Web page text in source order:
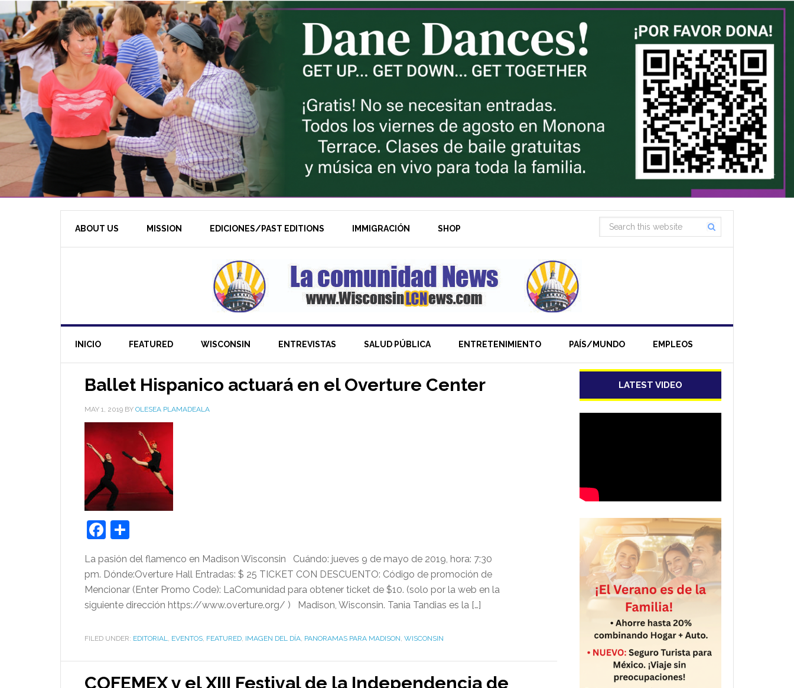
ABOUT US MISSION EDICIONES/PAST EDITIONS IMMIGRACIÓN SHOP
INICIO FEATURED WISCONSIN ENTREVISTAS SALUD PÚBLICA ENTRETENIMIENTO PAÍS/MUNDO EMPLEOS
Ballet Hispanico actuará en el Overture Center
MAY 1, 2019 BY OLESEA PLAMADEALA
Facebook
La pasión del flamenco en Madison Wisconsin Cuándo: jueves 9 de mayo de 2019, hora: 7:30
pm. Dónde:Overture Hall Entradas: $ 25 TICKET CON DESCUENTO: Código de promoción de
Mencionar (Enter Promo Code): LaComunidad para obtener ticket de $10. (solo por la web en la
siguiente dirección https://www.overture.org/ ) Madison, Wisconsin. Tania Tandias es la […]
FILED UNDER: EDITORIAL, EVENTOS, FEATURED, IMAGEN DEL DÍA, PANORAMAS PARA MADISON, WISCONSIN
COFEMEX y el XIII Festival de la Independencia de
LATEST VIDEO